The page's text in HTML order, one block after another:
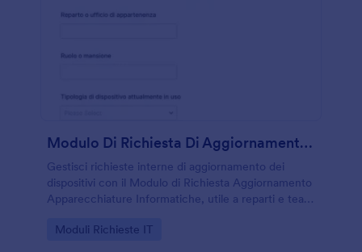
Modulo Di Richiesta Di Aggiornamento Attrezzature IT
Gestisci richieste interne di aggiornamento dei
dispositivi con il Modulo di Richiesta Aggiornamento
Apparecchiature Informatiche, utile a reparti e team
raccolta dati con Jotform.
Go to Category:
Moduli Richieste IT